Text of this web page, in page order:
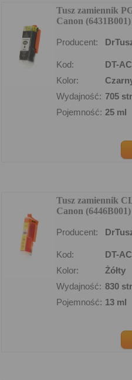
Tusz zamiennik
Canon
Producent:
Kod:
DT-
Kolor:
Wydajność: 705
Pojemność: 25 ml
Tusz zamiennik
Canon
Producent:
Kod:
DT-
Kolor:
Żółty
Wydajność: 830
Pojemność: 13 ml